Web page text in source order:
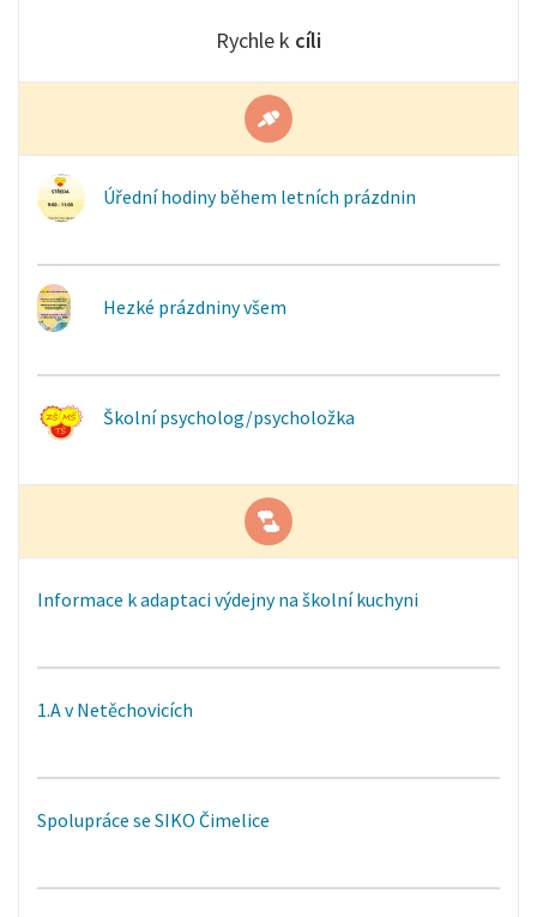
Rychle k cíli
Úřední hodiny během letních prázdnin
Hezké prázdniny všem
Školní psycholog/psycholožka
Informace k adaptaci výdejny na školní kuchyni
1.A v Netěchovicích
Spolupráce se SIKO Čimelice